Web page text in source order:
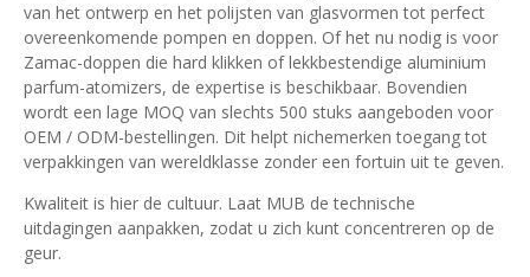
van het ontwerp en het polijsten van glasvormen tot perfect
overeenkomende pompen en doppen. Of het nu nodig is voor
Zamac-doppen die hard klikken of lekkbestendige aluminium
parfum-atomizers, de expertise is beschikbaar. Bovendien
wordt een lage MOQ van slechts 500 stuks aangeboden voor
OEM / ODM-bestellingen. Dit helpt nichemerken toegang tot
verpakkingen van wereldklasse zonder een fortuin uit te geven.
Kwaliteit is hier de cultuur. Laat MUB de technische
uitdagingen aanpakken, zodat u zich kunt concentreren op de
geur.